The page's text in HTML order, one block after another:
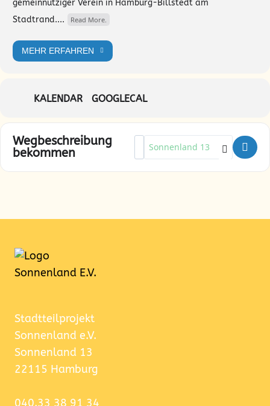
gemeinnütziger Verein in Hamburg-Billstedt am
Stadtrand....
Read More.
MEHR ERFAHREN
KALENDAR GOOGLECAL
Wegbeschreibung
bekommen
Address - Club 50+ [3BHcJ12pR]
Destination Address - Club 50+
Stadtteilprojekt
Sonnenland e.V.
Sonnenland 13
22115 Hamburg
040.33 38 91 34